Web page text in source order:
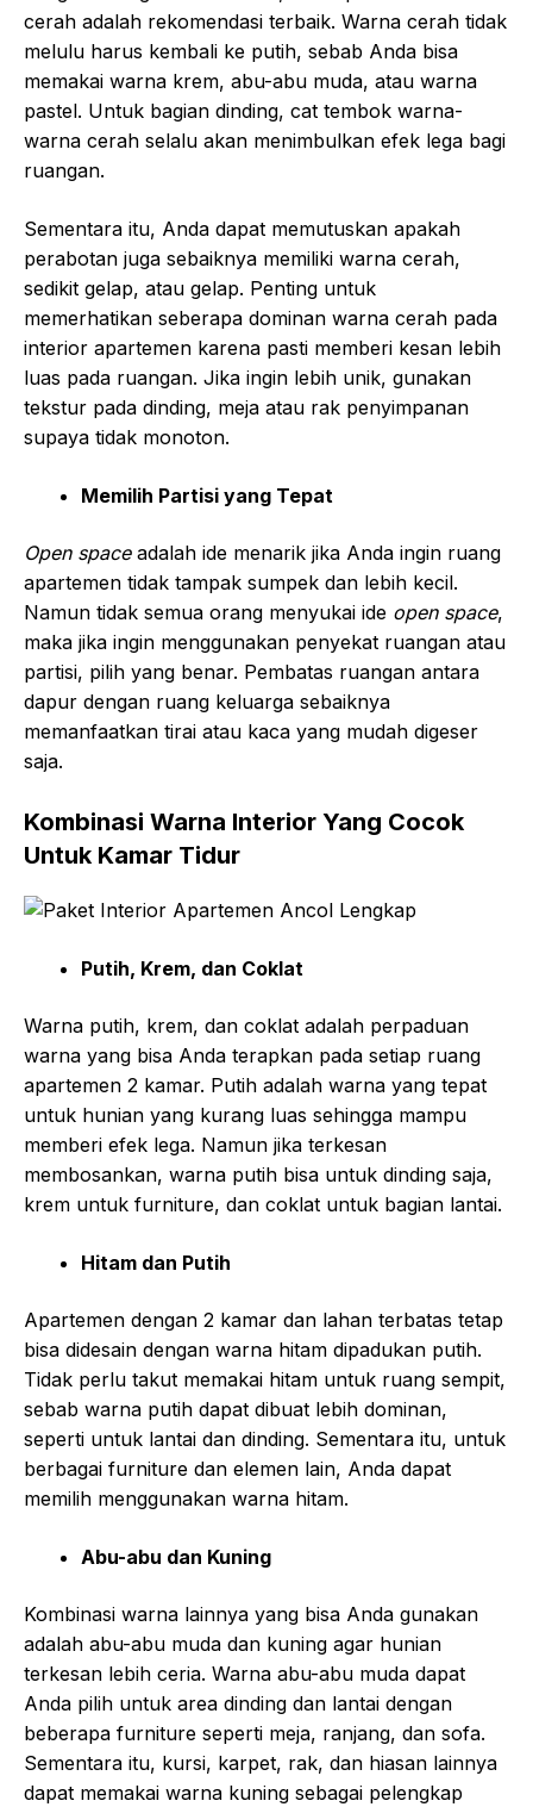
cerah adalah rekomendasi terbaik. Warna cerah tidak
melulu harus kembali ke putih, sebab Anda bisa
memakai warna krem, abu-abu muda, atau warna
pastel. Untuk bagian dinding, cat tembok warna-
warna cerah selalu akan menimbulkan efek lega bagi
ruangan.
Sementara itu, Anda dapat memutuskan apakah
perabotan juga sebaiknya memiliki warna cerah,
sedikit gelap, atau gelap. Penting untuk
memerhatikan seberapa dominan warna cerah pada
interior apartemen karena pasti memberi kesan lebih
luas pada ruangan. Jika ingin lebih unik, gunakan
tekstur pada dinding, meja atau rak penyimpanan
supaya tidak monoton.
Memilih Partisi yang Tepat
Open spaceadalah ide menarik jika Anda ingin ruang
apartemen tidak tampak sumpek dan lebih kecil.
Namun tidak semua orang menyukai ide open space,
maka jika ingin menggunakan penyekat ruangan atau
partisi, pilih yang benar. Pembatas ruangan antara
dapur dengan ruang keluarga sebaiknya
memanfaatkan tirai atau kaca yang mudah digeser
saja.
Kombinasi Warna Interior Yang Cocok
Untuk Kamar Tidur
Putih, Krem, dan Coklat
Warna putih, krem, dan coklat adalah perpaduan
warna yang bisa Anda terapkan pada setiap ruang
apartemen 2 kamar. Putih adalah warna yang tepat
untuk hunian yang kurang luas sehingga mampu
memberi efek lega. Namun jika terkesan
membosankan, warna putih bisa untuk dinding saja,
krem untuk furniture, dan coklat untuk bagian lantai.
Hitam dan Putih
Apartemen dengan 2 kamar dan lahan terbatas tetap
bisa didesain dengan warna hitam dipadukan putih.
Tidak perlu takut memakai hitam untuk ruang sempit,
sebab warna putih dapat dibuat lebih dominan,
seperti untuk lantai dan dinding. Sementara itu, untuk
berbagai furniture dan elemen lain, Anda dapat
memilih menggunakan warna hitam.
Abu-abu dan Kuning
Kombinasi warna lainnya yang bisa Anda gunakan
adalah abu-abu muda dan kuning agar hunian
terkesan lebih ceria. Warna abu-abu muda dapat
Anda pilih untuk area dinding dan lantai dengan
beberapa furniture seperti meja, ranjang, dan sofa.
Sementara itu, kursi, karpet, rak, dan hiasan lainnya
dapat memakai warna kuning sebagai pelengkap